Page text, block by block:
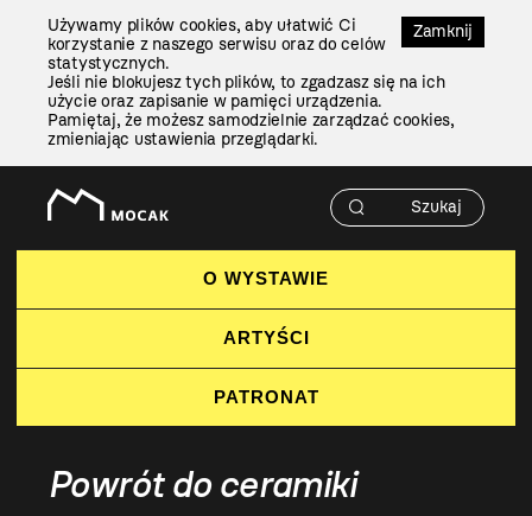
Zamknij
Używamy plików cookies, aby ułatwić Ci
korzystanie z naszego serwisu oraz do celów
statystycznych.
Jeśli nie blokujesz tych plików, to zgadzasz się na ich
użycie oraz zapisanie w pamięci urządzenia.
Pamiętaj, że możesz samodzielnie zarządzać cookies,
zmieniając ustawienia przeglądarki.
O WYSTAWIE
ARTYŚCI
PATRONAT
Powrót do ceramiki